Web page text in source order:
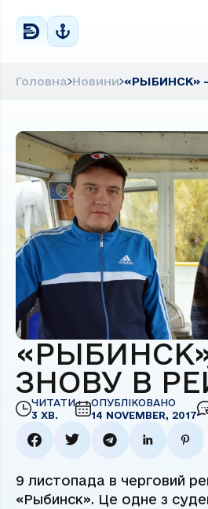
Головна Новини «РЫБИНСК»
ЗНОВУ В
ЧИТАТИ
3 ХВ.
ОПУБЛІКОВАНО
14 NOVEMBER, 2017
9 листопада в черговий
«Рыбинск». Це одне з